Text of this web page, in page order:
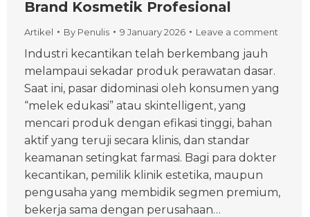
Brand Kosmetik Profesional
Artikel By Penulis 9 January 2026 Leave a comment
Industri kecantikan telah berkembang jauh
melampaui sekadar produk perawatan dasar.
Saat ini, pasar didominasi oleh konsumen yang
“melek edukasi” atau skintelligent, yang
mencari produk dengan efikasi tinggi, bahan
aktif yang teruji secara klinis, dan standar
keamanan setingkat farmasi. Bagi para dokter
kecantikan, pemilik klinik estetika, maupun
pengusaha yang membidik segmen premium,
bekerja sama dengan perusahaan…